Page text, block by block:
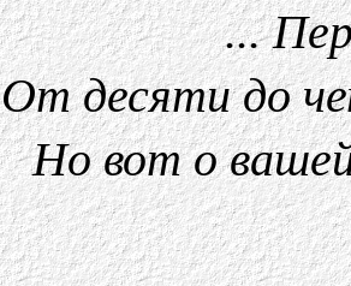
...
От десяти до
Но вот о